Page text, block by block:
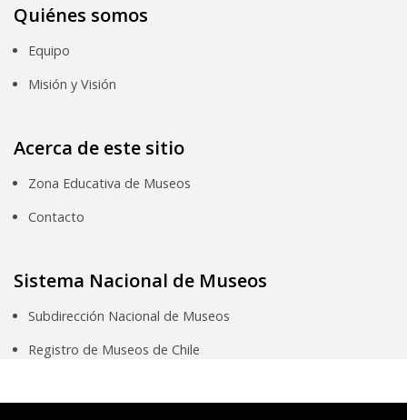
Quiénes somos
Equipo
Misión y Visión
Acerca de este sitio
Zona Educativa de Museos
Contacto
Sistema Nacional de Museos
Subdirección Nacional de Museos
Registro de Museos de Chile